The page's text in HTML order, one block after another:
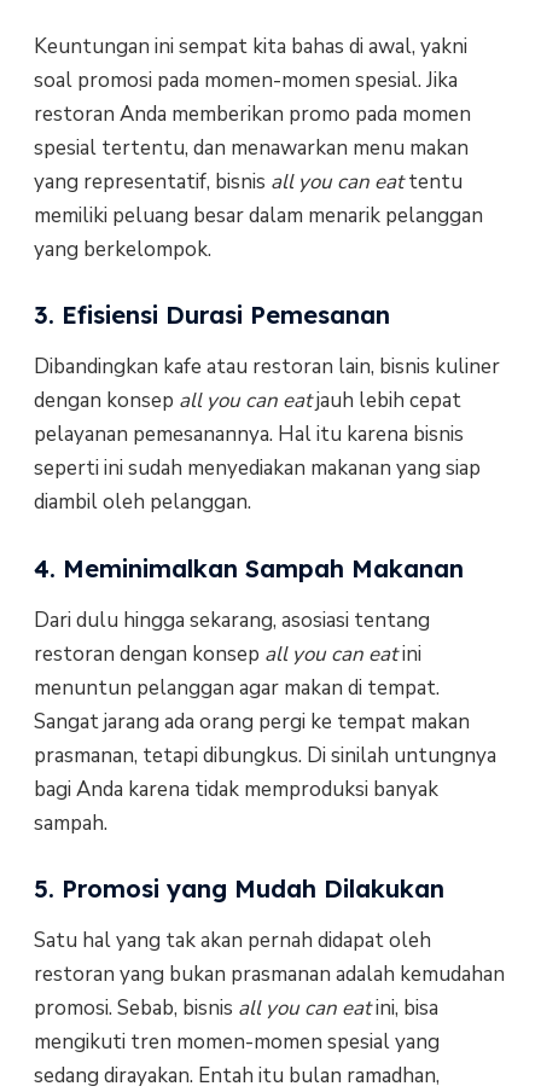
Keuntungan ini sempat kita bahas di awal, yakni
soal promosi pada momen-momen spesial. Jika
restoran Anda memberikan promo pada momen
spesial tertentu, dan menawarkan menu makan
yang representatif, bisnis all you can eattentu
memiliki peluang besar dalam menarik pelanggan
yang berkelompok.
3. Efisiensi Durasi Pemesanan
Dibandingkan kafe atau restoran lain, bisnis kuliner
dengan konsep all you can eatjauh lebih cepat
pelayanan pemesanannya. Hal itu karena bisnis
seperti ini sudah menyediakan makanan yang siap
diambil oleh pelanggan.
4. Meminimalkan Sampah Makanan
Dari dulu hingga sekarang, asosiasi tentang
restoran dengan konsep all you can eatini
menuntun pelanggan agar makan di tempat.
Sangat jarang ada orang pergi ke tempat makan
prasmanan, tetapi dibungkus. Di sinilah untungnya
bagi Anda karena tidak memproduksi banyak
sampah.
5. Promosi yang Mudah Dilakukan
Satu hal yang tak akan pernah didapat oleh
restoran yang bukan prasmanan adalah kemudahan
promosi. Sebab, bisnis all you can eatini, bisa
mengikuti tren momen-momen spesial yang
sedang dirayakan. Entah itu bulan ramadhan,